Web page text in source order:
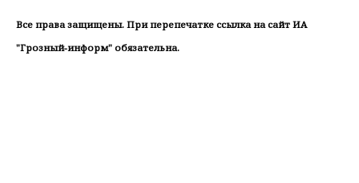
Все права защищены. При перепечатке ссылка на сайт ИА
"Грозный-информ" обязательна.